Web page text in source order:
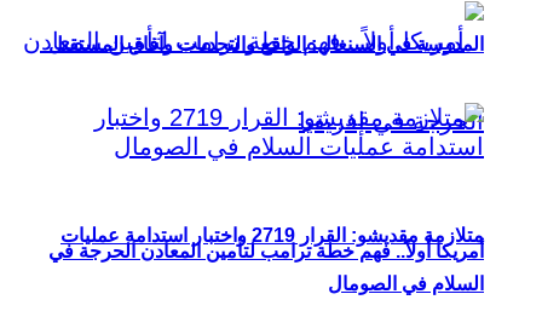
أمريكا أولاً.. فهم خطة ترامب لتأمين المعادن الحرجة في
المدرسة في السنغال: الواقع والتحديات وآفاق المستقبل
متلازمة مقديشو: القرار 2719 واختبار استدامة عمليات
السلام في الصومال